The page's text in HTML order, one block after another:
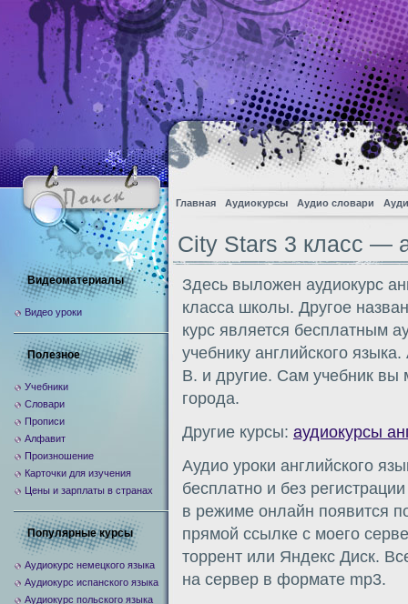
Главная Аудиокурсы Аудио словари
City Stars 3 класс —
Здесь выложен аудиокурс
класса школы. Другое
курс является бесплатным
учебнику английского
В. и другие. Сам учебник вы
города.
Другие курсы: аудиокурсы
Аудио уроки английского
бесплатно и без
в режиме онлайн появится
прямой ссылке с моего
торрент или Яндекс Диск.
на сервер в формате mp3.
Видеоматериалы
Видео уроки
Полезное
Учебники
Словари
Прописи
Алфавит
Произношение
Карточки для изучения
Цены и зарплаты в странах
Популярные курсы
Аудиокурс немецкого языка
Аудиокурс испанского языка
Аудиокурс польского языка